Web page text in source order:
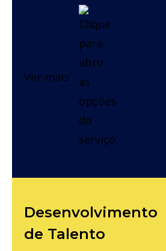
Ver mais
Desenvolvimento
de Talento